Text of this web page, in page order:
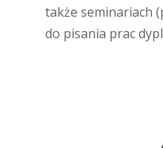
także seminariach
do pisania prac